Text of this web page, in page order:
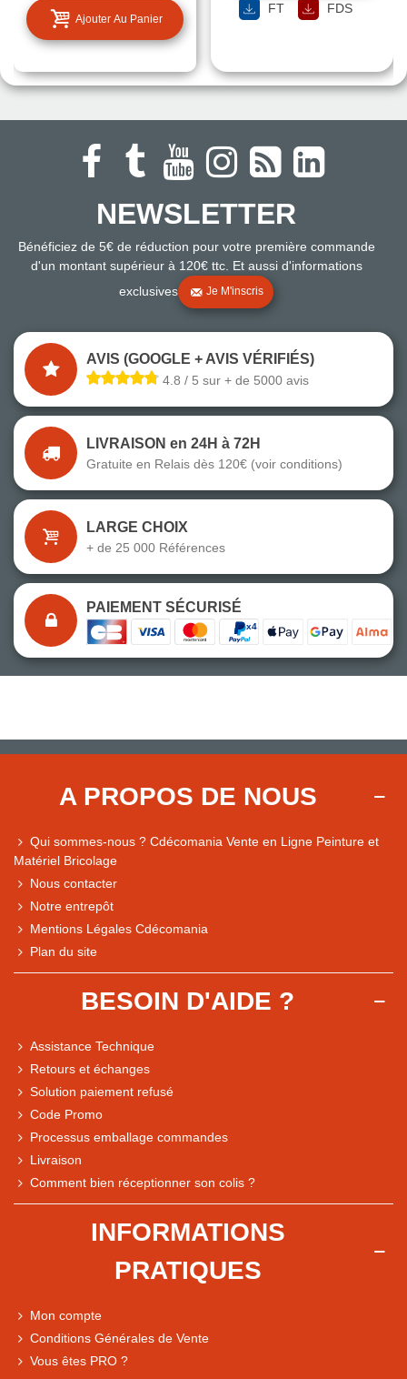
Ajouter Au Panier
FT FDS
Comparaison des performances du magasin
Express, Chez vous, Point relais, Retrait magasin
NEWSLETTER
Bénéficiez de 5€ de réduction pour votre première commande
d'un montant supérieur à 120€ ttc. Et aussi d'informations
exclusives
Je M'inscris
AVIS (GOOGLE + AVIS VÉRIFIÉS)
4.8 / 5 sur + de 5000 avis
LIVRAISON en 24H à 72H
Gratuite en Relais dès 120€ (voir conditions)
LARGE CHOIX
+ de 25 000 Références
PAIEMENT SÉCURISÉ
A PROPOS DE NOUS
Qui sommes-nous ? Cdécomania Vente en Ligne Peinture et
Matériel Bricolage
Nous contacter
Notre entrepôt
Mentions Légales Cdécomania
Plan du site
BESOIN D'AIDE ?
Assistance Technique
Retours et échanges
Solution paiement refusé
Code Promo
Processus emballage commandes
Livraison
Comment bien réceptionner son colis ?
INFORMATIONS
PRATIQUES
Mon compte
Conditions Générales de Vente
Vous êtes PRO ?